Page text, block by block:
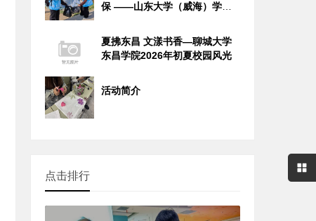
保 ——山东大学（威海）学子
夏拂东昌 文漾书香—聊城大学
东昌学院2026年初夏校园风光
活动简介
点击排行